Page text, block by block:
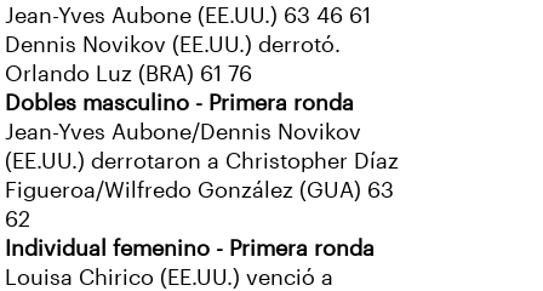
Jean-Yves Aubone (EE.UU.) 63 46 61
Dennis Novikov (EE.UU.) derrotó.
Orlando Luz (BRA) 61 76
Dobles masculino - Primera ronda
Jean-Yves Aubone/Dennis Novikov
(EE.UU.) derrotaron a Christopher Díaz
Figueroa/Wilfredo González (GUA) 63
62
Individual femenino - Primera ronda
Louisa Chirico (EE.UU.) venció a